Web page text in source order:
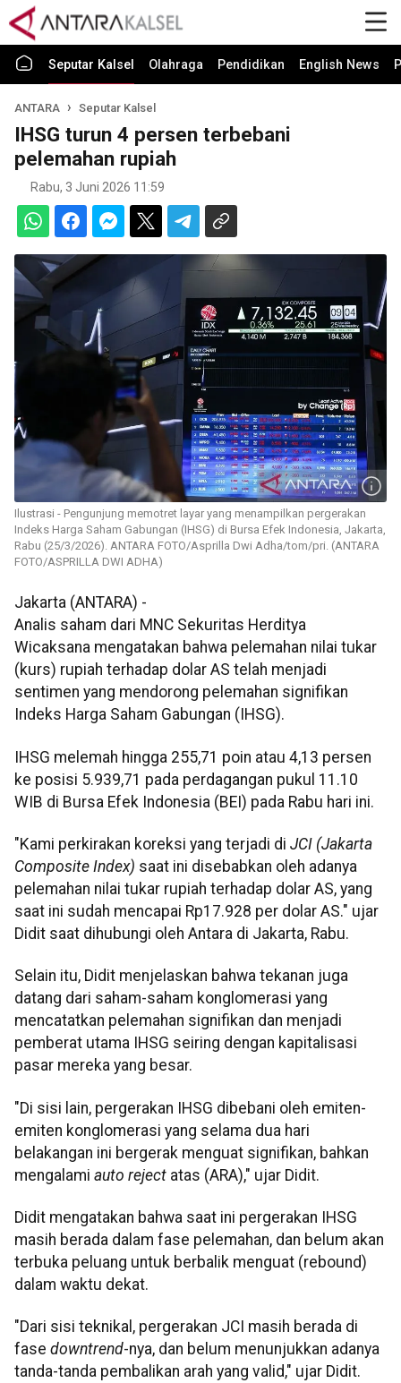
Seputar Kalsel Olahraga Pendidikan English News
ANTARA Seputar Kalsel
IHSG turun 4 persen terbebani
pelemahan rupiah
Rabu, 3 Juni 2026 11:59
Ilustrasi - Pengunjung memotret layar yang menampilkan pergerakan
Indeks Harga Saham Gabungan (IHSG) di Bursa Efek Indonesia, Jakarta,
Rabu (25/3/2026). ANTARA FOTO/Asprilla Dwi Adha/tom/pri. (ANTARA
FOTO/ASPRILLA DWI ADHA)
Jakarta (ANTARA) -
Analis saham dari MNC Sekuritas Herditya
Wicaksana mengatakan bahwa pelemahan nilai tukar
(kurs) rupiah terhadap dolar AS telah menjadi
sentimen yang mendorong pelemahan signifikan
Indeks Harga Saham Gabungan (IHSG).
IHSG melemah hingga 255,71 poin atau 4,13 persen
ke posisi 5.939,71 pada perdagangan pukul 11.10
WIB di Bursa Efek Indonesia (BEI) pada Rabu hari ini.
"Kami perkirakan koreksi yang terjadi di JCI (Jakarta
Composite Index) saat ini disebabkan oleh adanya
pelemahan nilai tukar rupiah terhadap dolar AS, yang
saat ini sudah mencapai Rp17.928 per dolar AS." ujar
Didit saat dihubungi oleh Antara di Jakarta, Rabu.
Selain itu, Didit menjelaskan bahwa tekanan juga
datang dari saham-saham konglomerasi yang
mencatatkan pelemahan signifikan dan menjadi
pemberat utama IHSG seiring dengan kapitalisasi
pasar mereka yang besar.
"Di sisi lain, pergerakan IHSG dibebani oleh emiten-
emiten konglomerasi yang selama dua hari
belakangan ini bergerak menguat signifikan, bahkan
mengalami auto reject atas (ARA)," ujar Didit.
Didit mengatakan bahwa saat ini pergerakan IHSG
masih berada dalam fase pelemahan, dan belum akan
terbuka peluang untuk berbalik menguat (rebound)
dalam waktu dekat.
"Dari sisi teknikal, pergerakan JCI masih berada di
fase downtrend-nya, dan belum menunjukkan adanya
tanda-tanda pembalikan arah yang valid," ujar Didit.